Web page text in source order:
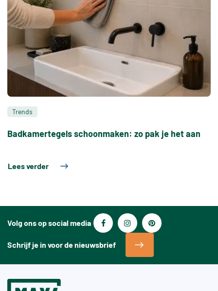
Trends
Badkamertegels schoonmaken: zo pak je het aan
Lees verder
Volg ons op social media
Schrijf je in voor de nieuwsbrief